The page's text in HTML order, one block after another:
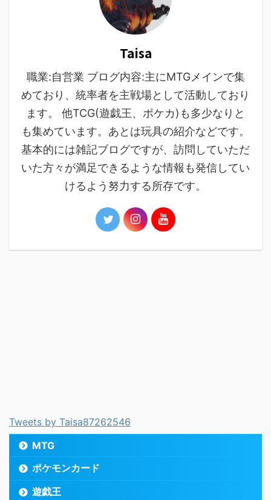
Taisa
職業:自営業 ブログ内容:主にMTGメインで集
めており、統率者を主戦場として活動しており
ます。 他TCG(遊戯王、ポケカ)も多少なりと
も集めています。あとは玩具の紹介などです。
基本的には雑記ブログですが、訪問していただ
いた方々が満足できるような情報も発信してい
けるよう努力する所存です。
Tweets by Taisa87262546
MTG
ポケモンカード
遊戯王